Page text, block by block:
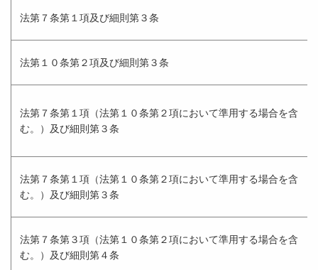
法第７条第１項及び細則第３条
法第１０条第２項及び細則第３条
法第７条第１項（法第１０条第２項において準用する場合を含
む。）及び細則第３条
法第７条第１項（法第１０条第２項において準用する場合を含
む。）及び細則第３条
法第７条第３項（法第１０条第２項において準用する場合を含
む。）及び細則第４条